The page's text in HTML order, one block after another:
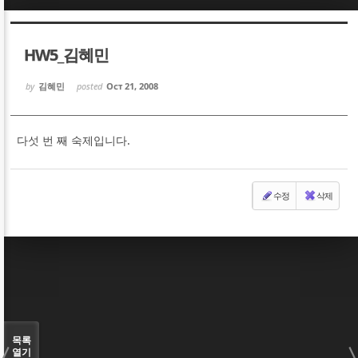
HW5_김혜민
by 김혜민 posted Oct 21, 2008
다섯 번 째 숙제입니다.
수정 삭제
목록
열기
Sketchbook5, 스케치북5
Sketchbook5, 스케치북5
Sketchbook5, 스케치북5
Sketchbook5, 스케치북5